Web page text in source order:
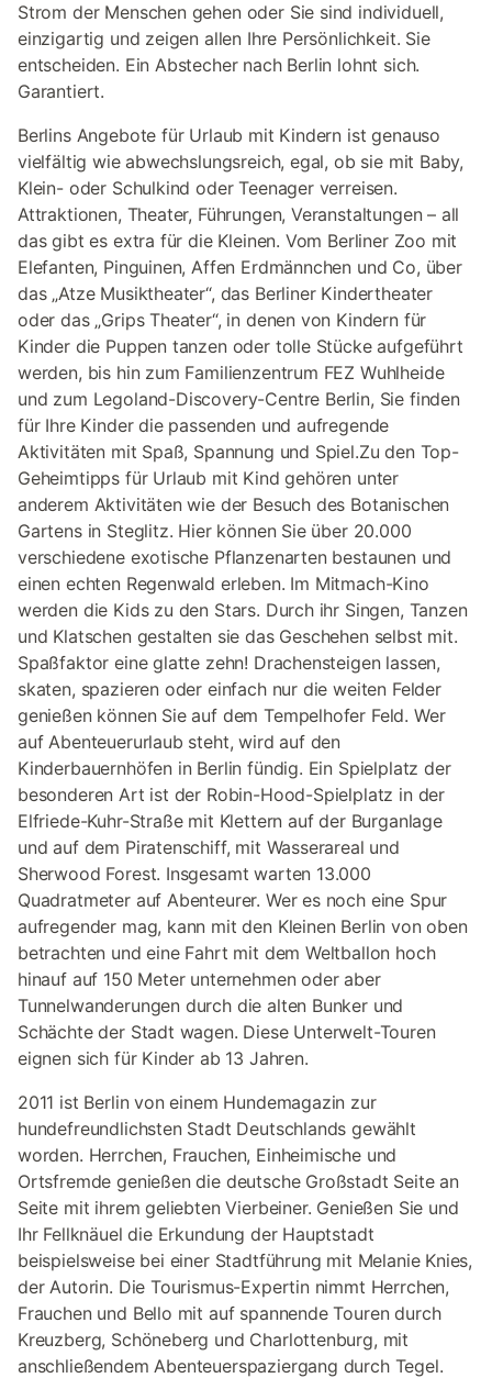
Strom der Menschen gehen oder Sie sind individuell,
einzigartig und zeigen allen Ihre Persönlichkeit. Sie
entscheiden. Ein Abstecher nach Berlin lohnt sich.
Garantiert.
Berlins Angebote für Urlaub mit Kindern ist genauso
vielfältig wie abwechslungsreich, egal, ob sie mit Baby,
Klein- oder Schulkind oder Teenager verreisen.
Attraktionen, Theater, Führungen, Veranstaltungen – all
das gibt es extra für die Kleinen. Vom Berliner Zoo mit
Elefanten, Pinguinen, Affen Erdmännchen und Co, über
das „Atze Musiktheater“, das Berliner Kindertheater
oder das „Grips Theater“, in denen von Kindern für
Kinder die Puppen tanzen oder tolle Stücke aufgeführt
werden, bis hin zum Familienzentrum FEZ Wuhlheide
und zum Legoland-Discovery-Centre Berlin, Sie finden
für Ihre Kinder die passenden und aufregende
Aktivitäten mit Spaß, Spannung und Spiel.Zu den Top-
Geheimtipps für Urlaub mit Kind gehören unter
anderem Aktivitäten wie der Besuch des Botanischen
Gartens in Steglitz. Hier können Sie über 20.000
verschiedene exotische Pflanzenarten bestaunen und
einen echten Regenwald erleben. Im Mitmach-Kino
werden die Kids zu den Stars. Durch ihr Singen, Tanzen
und Klatschen gestalten sie das Geschehen selbst mit.
Spaßfaktor eine glatte zehn! Drachensteigen lassen,
skaten, spazieren oder einfach nur die weiten Felder
genießen können Sie auf dem Tempelhofer Feld. Wer
auf Abenteuerurlaub steht, wird auf den
Kinderbauernhöfen in Berlin fündig. Ein Spielplatz der
besonderen Art ist der Robin-Hood-Spielplatz in der
Elfriede-Kuhr-Straße mit Klettern auf der Burganlage
und auf dem Piratenschiff, mit Wasserareal und
Sherwood Forest. Insgesamt warten 13.000
Quadratmeter auf Abenteurer. Wer es noch eine Spur
aufregender mag, kann mit den Kleinen Berlin von oben
betrachten und eine Fahrt mit dem Weltballon hoch
hinauf auf 150 Meter unternehmen oder aber
Tunnelwanderungen durch die alten Bunker und
Schächte der Stadt wagen. Diese Unterwelt-Touren
eignen sich für Kinder ab 13 Jahren.
2011 ist Berlin von einem Hundemagazin zur
hundefreundlichsten Stadt Deutschlands gewählt
worden. Herrchen, Frauchen, Einheimische und
Ortsfremde genießen die deutsche Großstadt Seite an
Seite mit ihrem geliebten Vierbeiner. Genießen Sie und
Ihr Fellknäuel die Erkundung der Hauptstadt
beispielsweise bei einer Stadtführung mit Melanie Knies,
der Autorin. Die Tourismus-Expertin nimmt Herrchen,
Frauchen und Bello mit auf spannende Touren durch
Kreuzberg, Schöneberg und Charlottenburg, mit
anschließendem Abenteuerspaziergang durch Tegel.